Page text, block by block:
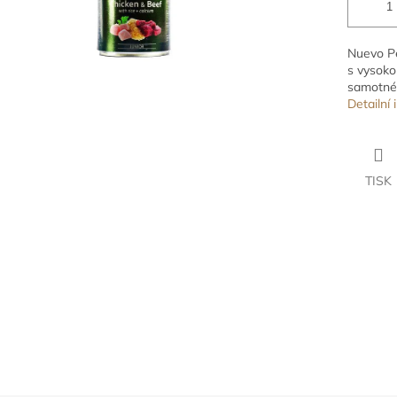
Nuevo
s
Detailní
TISK